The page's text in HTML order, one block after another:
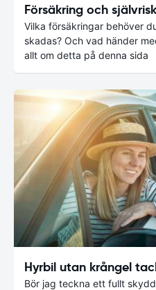
Försäkring och självrisk
Vilka försäkringar behöver
skadas? Och vad händer
allt om detta på denna sida
Hyrbil utan krångel
Bör jag teckna ett fullt